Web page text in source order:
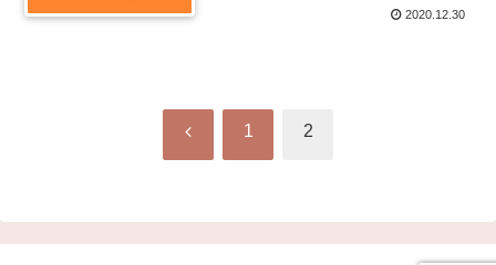
2020.12.30
前 1 2